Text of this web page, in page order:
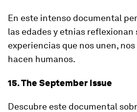
En este intenso documental
las edades y etnias reflexionan
experiencias que nos unen,
hacen humanos.
15. The September Issue
Descubre este documental